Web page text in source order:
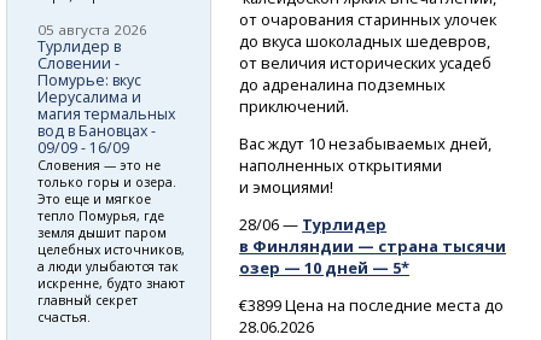
от очарования старинных улочек
до вкуса шоколадных шедевров,
от величия исторических усадеб
до адреналина подземных
приключений.
Вас ждут 10 незабываемых дней,
наполненных открытиями
и эмоциями!
28/06 — Турлидер
в Финляндии — страна тысячи
озер — 10 дней — 5*
€3899 Цена на последние места до
28.06.2026
05 августа 2026
Турлидер в
Словении -
Помурье: вкус
Иерусалима и
магия термальных
вод в Бановцах -
09/09 - 16/09
Словения — это не
только горы и озера.
Это еще и мягкое
тепло Помурья, где
земля дышит паром
целебных источников,
а люди улыбаются так
искренне, будто знают
главный секрет
счастья.